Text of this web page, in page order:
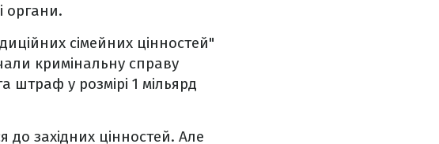
органи.
сімейних цінностей"
кримінальну справу
штраф у розмірі 1 мільярд
до західних цінностей. Але